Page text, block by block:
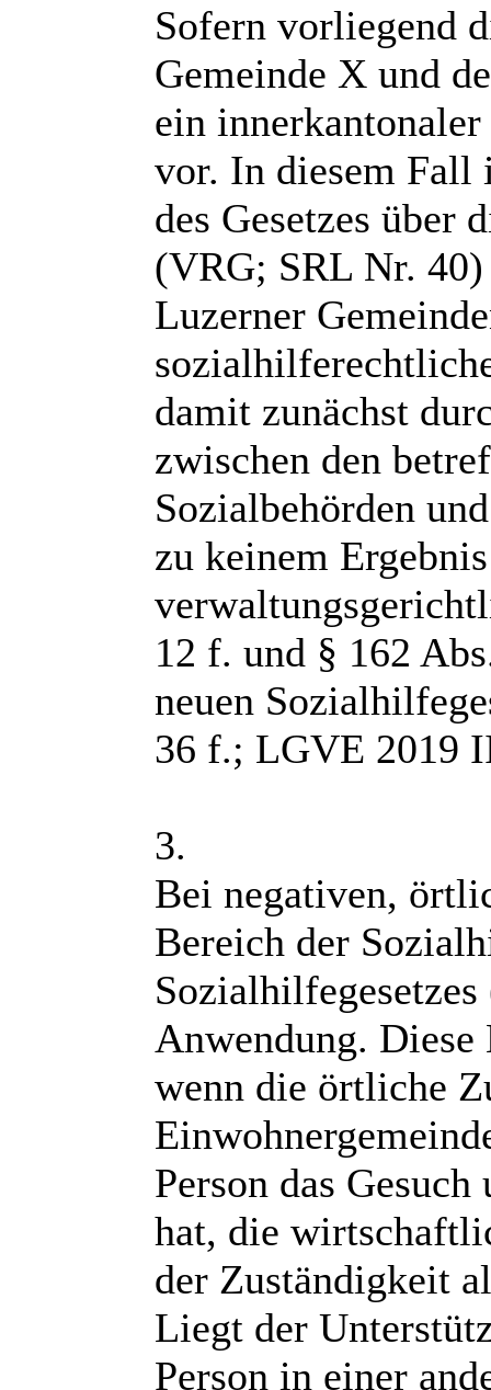
Sofern vorliegend
Gemeinde X und
ein
vor. In diesem Fall
des Gesetzes über
(VRG; SRL Nr.
Luzerner
damit zunächst
zwischen den
Sozialbehörden
zu keinem
12 f. und § 162
neuen
36 f.; LGVE 2019
3.
Bei negativen,
Bereich der
Anwendung. Diese
wenn die örtliche
Person das
hat, die
der Zuständigkeit
Liegt der
Person in einer